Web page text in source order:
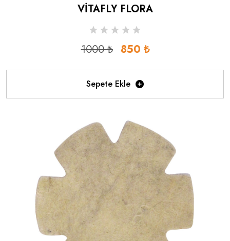
VİTAFLY FLORA
1000 ₺ 850 ₺
Sepete Ekle